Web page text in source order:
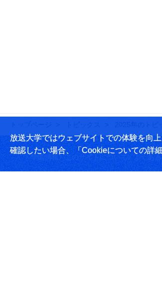
放送大学ではウェブサイトでの体験を向
確認したい場合、「Cookieについての詳
トップページ トピックス 2025年のトピ
学園情報 このサイトについて よくある